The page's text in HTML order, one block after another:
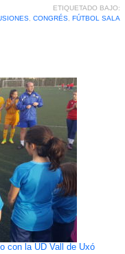
ETIQUETADO BAJO:
, CONGRÉS, FÚTBOL SALA
con la UD Vall de Uxó